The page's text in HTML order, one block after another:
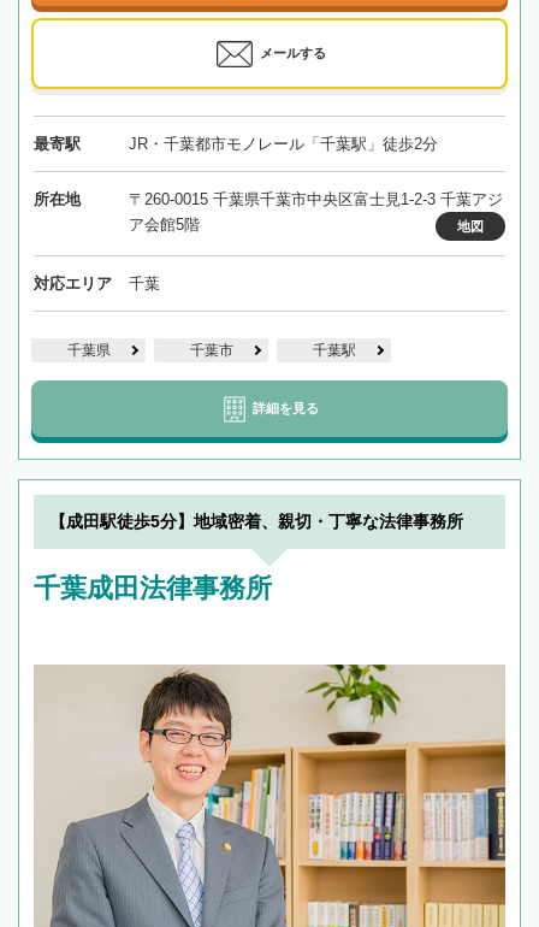
メールする
最寄駅 JR・千葉都市モノレール「千葉駅」徒歩2分
所在地
〒260-0015 千葉県千葉市中央区富士見1-2-3 千葉アジ
ア会館5階
地図
対応エリア 千葉
千葉県 千葉市 千葉駅
詳細を見る
【成田駅徒歩5分】地域密着、親切・丁寧な法律事務所
千葉成田法律事務所